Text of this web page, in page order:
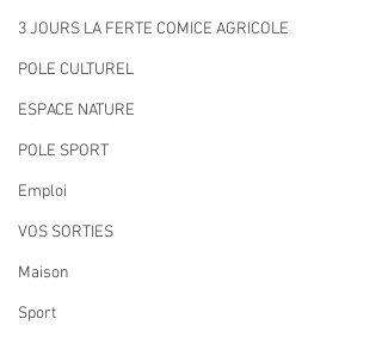
3 JOURS LA FERTE COMICE AGRICOLE
POLE CULTUREL
ESPACE NATURE
POLE SPORT
Emploi
VOS SORTIES
Maison
Sport